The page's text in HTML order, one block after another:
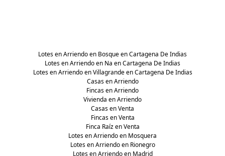
Lotes en Arriendo en Bosque en Cartagena De Indias
Lotes en Arriendo en Na en Cartagena De Indias
Lotes en Arriendo en Villagrande en Cartagena De Indias
Casas en Arriendo
Fincas en Arriendo
Vivienda en Arriendo
Casas en Venta
Fincas en Venta
Finca Raíz en Venta
Lotes en Arriendo en Mosquera
Lotes en Arriendo en Rionegro
Lotes en Arriendo en Madrid